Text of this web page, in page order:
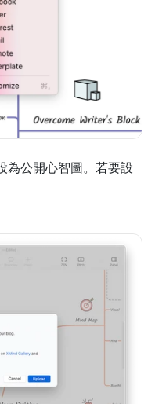
為公開心智圖。若要設